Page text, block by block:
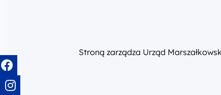
Stroną zarządza Urząd